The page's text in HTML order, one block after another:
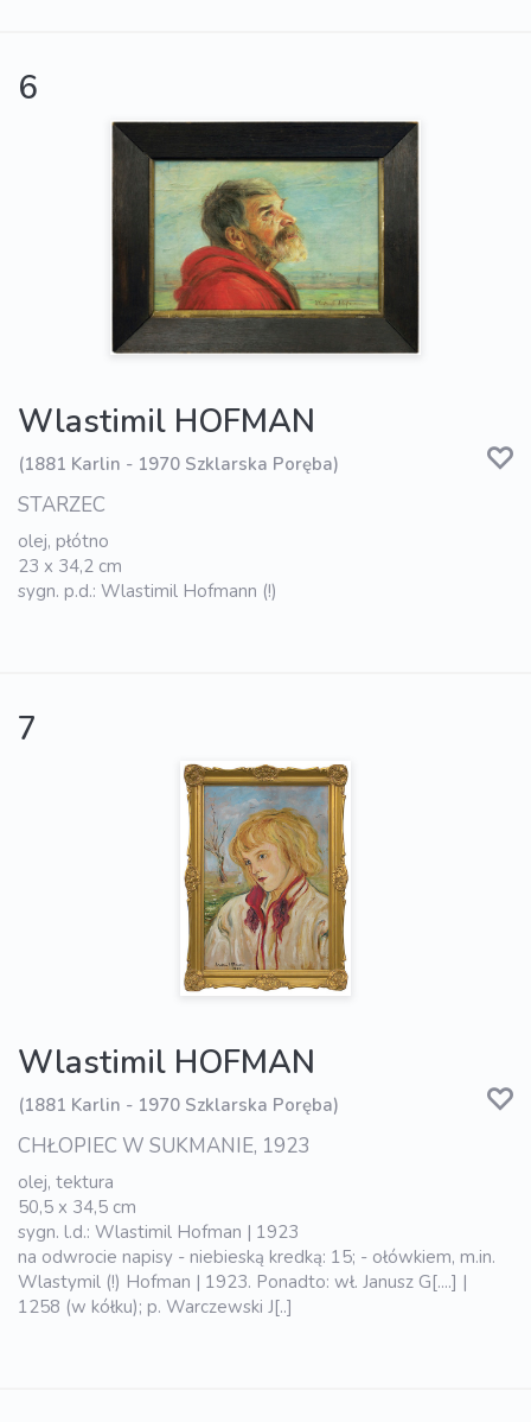
6
Wlastimil HOFMAN
(1881 Karlin - 1970 Szklarska Poręba)
STARZEC
olej, płótno
23 x 34,2 cm
sygn. p.d.: Wlastimil Hofmann (!)
7
Wlastimil HOFMAN
(1881 Karlin - 1970 Szklarska Poręba)
CHŁOPIEC W SUKMANIE, 1923
olej, tektura
50,5 x 34,5 cm
sygn. l.d.: Wlastimil Hofman | 1923
na odwrocie napisy - niebieską kredką: 15; - ołówkiem, m.in.
Wlastymil (!) Hofman | 1923. Ponadto: wł. Janusz G[....] |
1258 (w kółku); p. Warczewski J[..]